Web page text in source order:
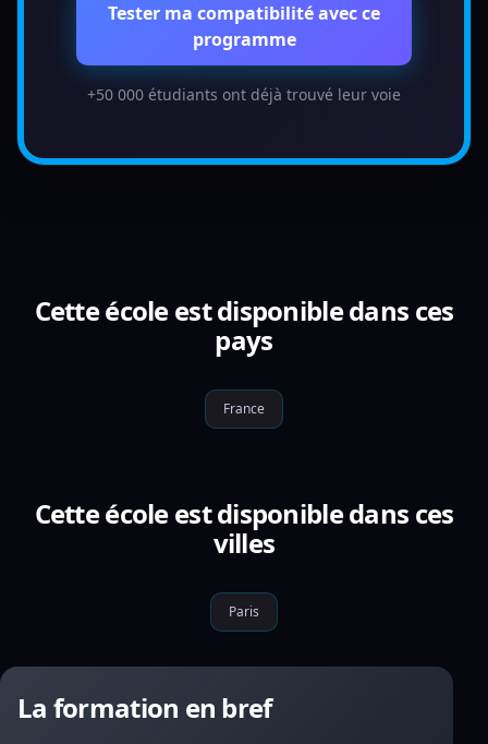
Tester ma compatibilité avec ce
programme
+50 000 étudiants ont déjà trouvé leur voie
Cette école est disponible dans ces
pays
France
Cette école est disponible dans ces
villes
Paris
La formation en bref